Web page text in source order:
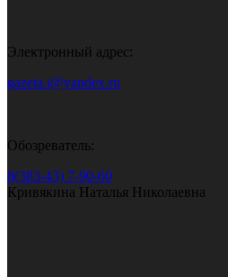
Электронный адрес:
gazeta.i@yandex.ru
Обозреватель:
8(383-43) 7-90-60
Кривякина Наталья Николаевна